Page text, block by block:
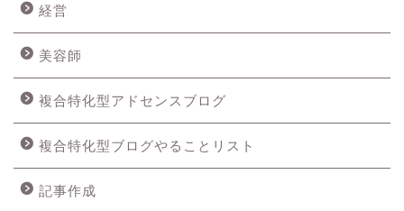
経営
美容師
複合特化型アドセンスブログ
複合特化型ブログやることリスト
記事作成